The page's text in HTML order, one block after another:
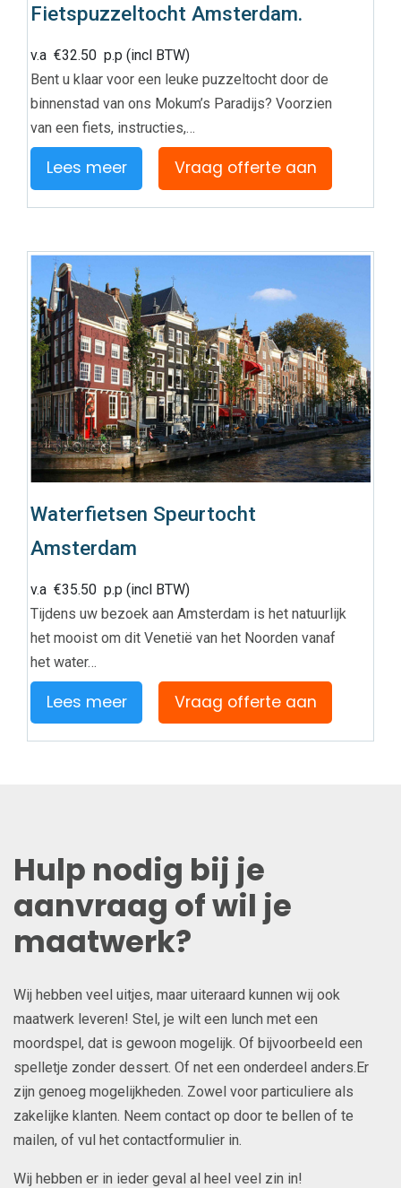
Fietspuzzeltocht Amsterdam.
v.a€32.50 p.p (incl BTW)
Bent u klaar voor een leuke puzzeltocht door de
binnenstad van ons Mokum’s Paradijs? Voorzien
van een fiets, instructies,…
Lees meer Vraag offerte aan
Waterfietsen Speurtocht
Amsterdam
v.a€35.50 p.p (incl BTW)
Tijdens uw bezoek aan Amsterdam is het natuurlijk
het mooist om dit Venetië van het Noorden vanaf
het water…
Lees meer Vraag offerte aan
Hulp nodig bij je
aanvraag of wil je
maatwerk?
Wij hebben veel uitjes, maar uiteraard kunnen wij ook
maatwerk leveren! Stel, je wilt een lunch met een
moordspel, dat is gewoon mogelijk. Of bijvoorbeeld een
spelletje zonder dessert. Of net een onderdeel anders.Er
zijn genoeg mogelijkheden. Zowel voor particuliere als
zakelijke klanten. Neem contact op door te bellen of te
mailen, of vul het contactformulier in.
Wij hebben er in ieder geval al heel veel zin in!